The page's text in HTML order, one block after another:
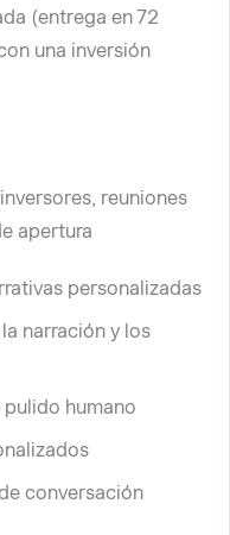
(entrega en 72
una inversión
reuniones
apertura
personalizadas
narración y los
humano
conversación